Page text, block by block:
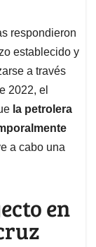
respondieron
establecido y
a través
2022, el
la petrolera
a cabo una
en